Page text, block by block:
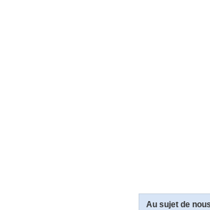
Au sujet de nous